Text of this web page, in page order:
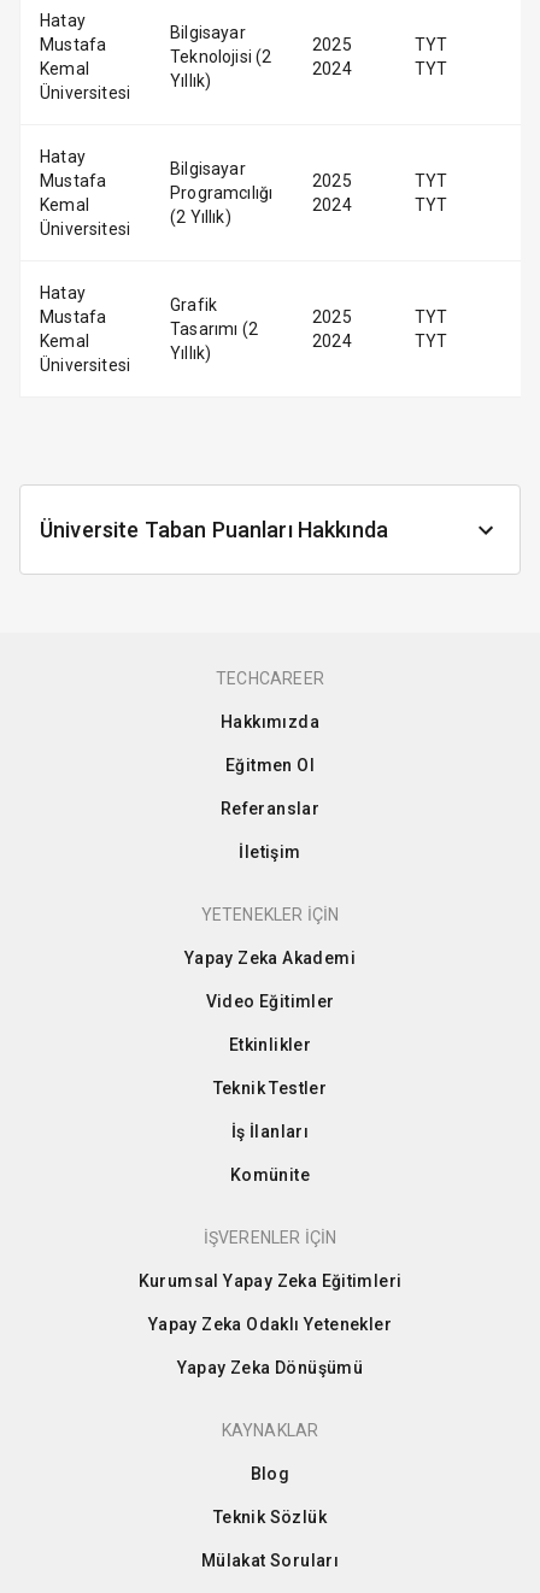
Hatay
Mustafa
Kemal
Üniversitesi
Bilgisayar
Teknolojisi (2
Yıllık)
2025
2024
TYT
TYT
Hatay
Mustafa
Kemal
Üniversitesi
Bilgisayar
Programcılığı
(2 Yıllık)
2025
2024
TYT
TYT
Hatay
Mustafa
Kemal
Üniversitesi
Grafik
Tasarımı (2
Yıllık)
2025
2024
TYT
TYT
Üniversite Taban Puanları Hakkında
TECHCAREER
Hakkımızda
Eğitmen Ol
Referanslar
İletişim
YETENEKLER İÇİN
Yapay Zeka Akademi
Video Eğitimler
Etkinlikler
Teknik Testler
İş İlanları
Komünite
İŞVERENLER İÇİN
Kurumsal Yapay Zeka Eğitimleri
Yapay Zeka Odaklı Yetenekler
Yapay Zeka Dönüşümü
KAYNAKLAR
Blog
Teknik Sözlük
Mülakat Soruları